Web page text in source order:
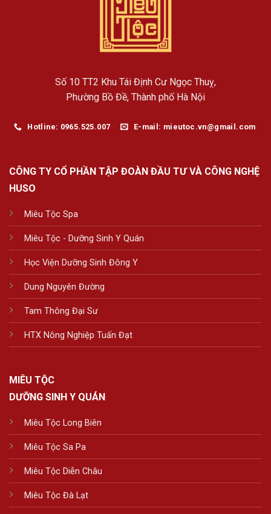
Số 10 TT2 Khu Tái Định Cư Ngọc Thuỵ,
Phường Bồ Đề, Thành phố Hà Nội
Hotline: 0965.525.007 E-mail: mieutoc.vn@gmail.com
CÔNG TY CỔ PHẦN TẬP ĐOÀN ĐẦU TƯ VÀ CÔNG NGHỆ
HUSO
Miêu Tộc Spa
Miêu Tộc - Dưỡng Sinh Y Quán
Học Viện Dưỡng Sinh Đông Y
Dung Nguyên Đường
Tam Thông Đại Sư
HTX Nông Nghiệp Tuấn Đạt
MIÊU TỘC
DƯỠNG SINH Y QUÁN
Miêu Tộc Long Biên
Miêu Tộc Sa Pa
Miêu Tộc Diễn Châu
Miêu Tộc Đà Lạt